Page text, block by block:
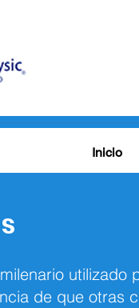
Inicio
utilizado
de que otras